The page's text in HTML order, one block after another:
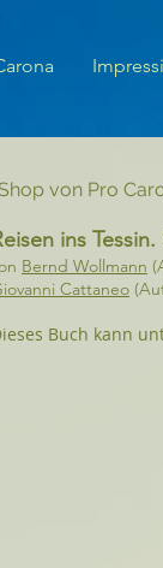
von Pro
ins
Bernd Wollmann
Cattaneo
Buch kann